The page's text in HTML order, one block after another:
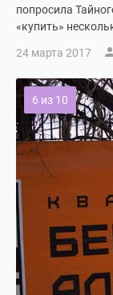
попросила
«купить»
24 марта 2017
6 из 10